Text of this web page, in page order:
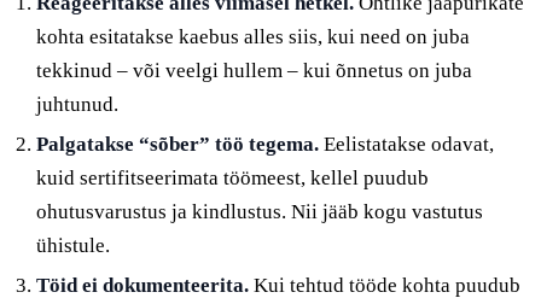
kohta esitatakse kaebus alles siis, kui need on juba
tekkinud – või veelgi hullem – kui õnnetus on juba
juhtunud.
Palgatakse “sõber” töö tegema. Eelistatakse odavat,
kuid sertifitseerimata töömeest, kellel puudub
ohutusvarustus ja kindlustus. Nii jääb kogu vastutus
ühistule.
Töid ei dokumenteerita. Kui tehtud tööde kohta puudub